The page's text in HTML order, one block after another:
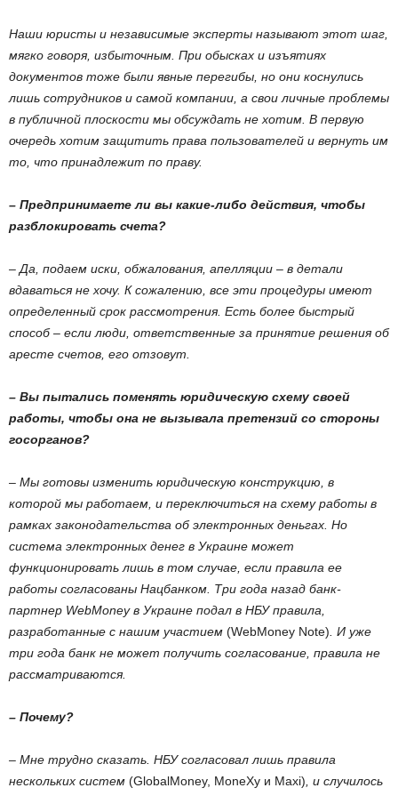
Наши юристы и независимые эксперты называют этот шаг,
мягко говоря, избыточным. При обысках и изъятиях
документов тоже были явные перегибы, но они коснулись
лишь сотрудников и самой компании, а свои личные проблемы
в публичной плоскости мы обсуждать не хотим. В первую
очередь хотим защитить права пользователей и вернуть им
то, что принадлежит по праву.
– Предпринимаете ли вы какие-либо действия, чтобы
разблокировать счета?
– Да, подаем иски, обжалования, апелляции – в детали
вдаваться не хочу. К сожалению, все эти процедуры имеют
определенный срок рассмотрения. Есть более быстрый
способ – если люди, ответственные за принятие решения об
аресте счетов, его отзовут.
– Вы пытались поменять юридическую схему своей
работы, чтобы она не вызывала претензий со стороны
госорганов?
– Мы готовы изменить юридическую конструкцию, в
которой мы работаем, и переключиться на схему работы в
рамках законодательства об электронных деньгах. Но
система электронных денег в Украине может
функционировать лишь в том случае, если правила ее
работы согласованы Нацбанком. Три года назад банк-
партнер WebМoney в Украине подал в НБУ правила,
разработанные с нашим участием (WebMoney Note). И уже
три года банк не может получить согласование, правила не
рассматриваются.
– Почему?
– Мне трудно сказать. НБУ согласовал лишь правила
нескольких систем (GlobalMoney, MoneXy и Maxi), и случилось